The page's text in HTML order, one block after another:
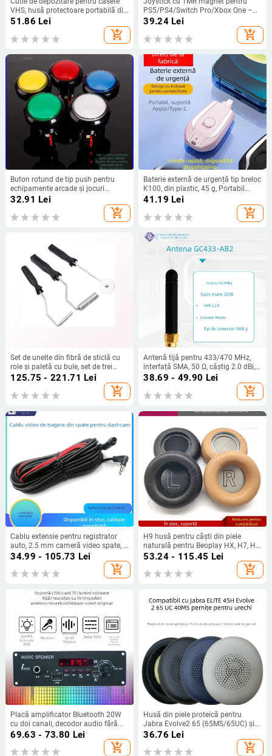
VHS, husă protectoare portabilă din
PVC pentru casete VHS și
51.86 Lei
add_shopping_cart
PS5/PS4/Switch Pro/Xbox One –
Feedback haptic
39.24Lei
add_shopping_cart
Buton rotund de tip push pentru
echipamente arcade și jocuri
(interfață 2P, corp PC, OEM)
32.91 Lei
add_shopping_cart
Baterie externă de urgență tip breloc
K100, din plastic, 45 g, Portabil
pentru exterior
41.19 Lei
add_shopping_cart
Set de unelte din fibră de sticlă cu
role și paletă cu bule, set de trei
piese, țevi din oțel inoxidabil și oțel
125.75 - 221.71 Lei
add_shopping_cart
Antenă tijă pentru 433/470 MHz,
interfață SMA, 50 Ω, câștig 2.0 dBi,
SWR ≤ 2
38.69 - 49.90 Lei
add_shopping_cart
Cablu extensie pentru registrator
auto, 2.5 mm cameră video spate, 4
pini, personalizabil, -20°C până la
34.99 - 105.73 Lei
add_shopping_cart
H9 husă pentru căști din piele
naturală pentru Beoplay HX, H7, H9
și H9i 3-a generație — instalare
ușoară și purtare confortabilă
53.24 - 115.45 Lei
add_shopping_cart
Placă amplificator Bluetooth 20W
cu doi canali, decodor audio fără
pierderi și placă principală pentru
69.63 - 73.80 Lei
add_shopping_cart
Husă din piele proteică pentru
Jabra Evolve2 65 (65MS/65UC) și
Evolve2 40 (40UC/40MS) – piele
proteică, moale și confortabilă;
compatibilă cu Elite 45h și seriile
36.76 Lei
add_shopping_cart